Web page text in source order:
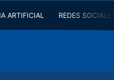
ARTIFICIAL REDES